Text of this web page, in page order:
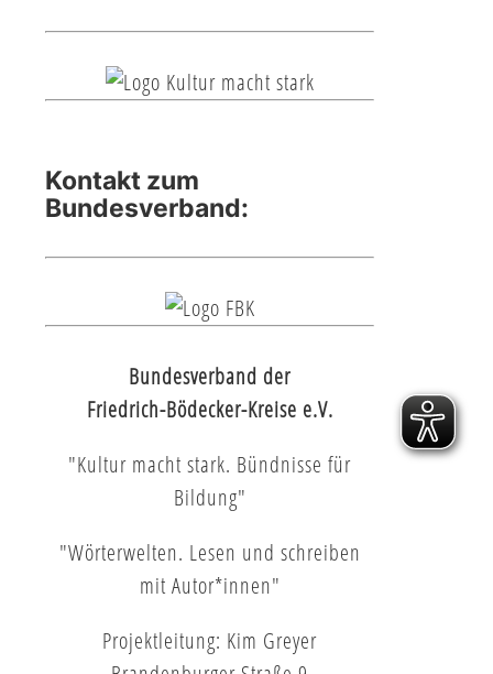
Kontakt zum
Bundesverband:
Bundesverband der
Friedrich-Bödecker-Kreise e.V.
"Kultur macht stark. Bündnisse für
Bildung"
"Wörterwelten. Lesen und schreiben
mit Autor*innen"
Projektleitung: Kim Greyer